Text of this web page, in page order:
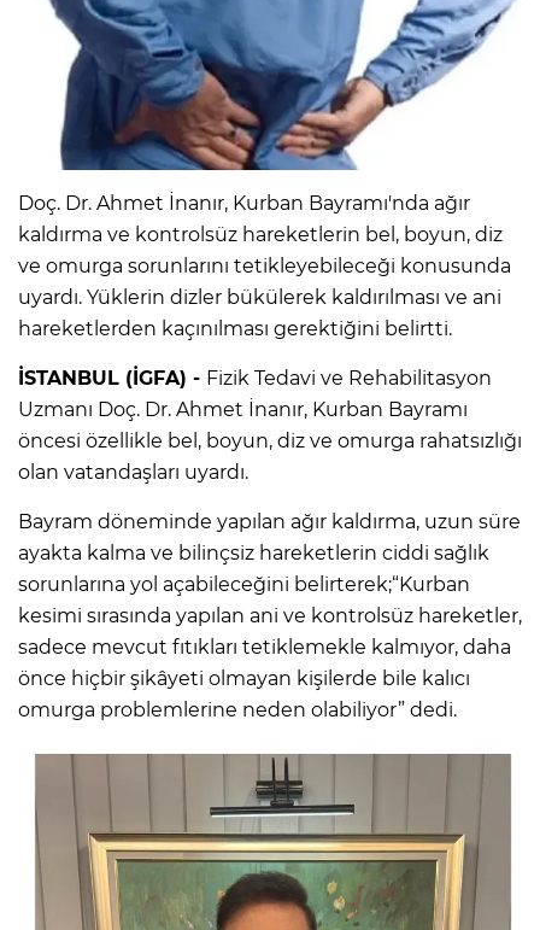
Doç. Dr. Ahmet İnanır, Kurban Bayramı'nda ağır
kaldırma ve kontrolsüz hareketlerin bel, boyun, diz
ve omurga sorunlarını tetikleyebileceği konusunda
uyardı. Yüklerin dizler bükülerek kaldırılması ve ani
hareketlerden kaçınılması gerektiğini belirtti.
İSTANBUL (İGFA) - Fizik Tedavi ve Rehabilitasyon
Uzmanı Doç. Dr. Ahmet İnanır, Kurban Bayramı
öncesi özellikle bel, boyun, diz ve omurga rahatsızlığı
olan vatandaşları uyardı.
Bayram döneminde yapılan ağır kaldırma, uzun süre
ayakta kalma ve bilinçsiz hareketlerin ciddi sağlık
sorunlarına yol açabileceğini belirterek;“Kurban
kesimi sırasında yapılan ani ve kontrolsüz hareketler,
sadece mevcut fıtıkları tetiklemekle kalmıyor, daha
önce hiçbir şikâyeti olmayan kişilerde bile kalıcı
omurga problemlerine neden olabiliyor” dedi.